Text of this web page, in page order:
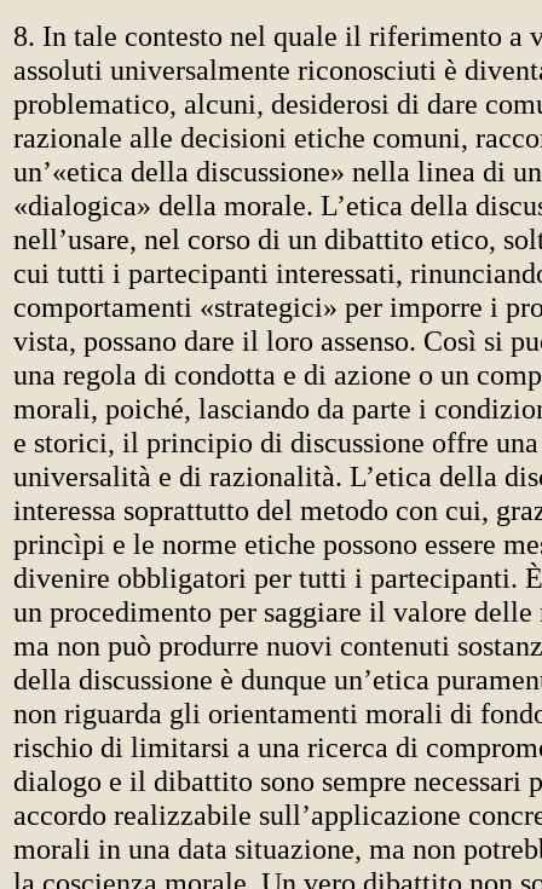
8. In tale contesto nel quale il riferimento a
assoluti universalmente riconosciuti è
problematico, alcuni, desiderosi di dare
razionale alle decisioni etiche comuni,
un’«etica della discussione» nella linea di
«dialogica» della morale. L’etica della
nell’usare, nel corso di un dibattito etico,
cui tutti i partecipanti interessati,
comportamenti «strategici» per imporre i
vista, possano dare il loro assenso. Così si
una regola di condotta e di azione o un
morali, poiché, lasciando da parte i
e storici, il principio di discussione offre
universalità e di razionalità. L’etica della
interessa soprattutto del metodo con cui,
princìpi e le norme etiche possono essere
divenire obbligatori per tutti i partecipanti.
un procedimento per saggiare il valore delle
ma non può produrre nuovi contenuti
della discussione è dunque un’etica
non riguarda gli orientamenti morali di
rischio di limitarsi a una ricerca di
dialogo e il dibattito sono sempre necessari
accordo realizzabile sull’applicazione
morali in una data situazione, ma non
la coscienza morale. Un vero dibattito non